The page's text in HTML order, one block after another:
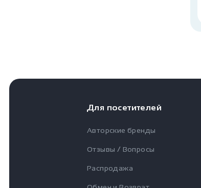
Для посетителей
Авторские бренды
Отзывы / Вопросы
Распродажа